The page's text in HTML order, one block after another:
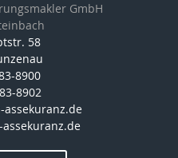
GmbH
58
8900
8902
assekuranz.de